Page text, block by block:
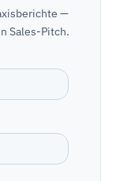
—
Sales-Pitch.